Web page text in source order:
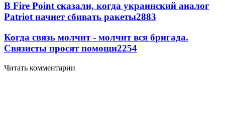
В Fire Point сказали, когда украинский аналог
Patriot начнет сбивать ракеты2883
Когда связь молчит - молчит вся бригада.
Связисты просят помощи2254
Читать комментарии